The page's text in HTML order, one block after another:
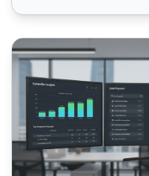
Pourquoi la recherche de